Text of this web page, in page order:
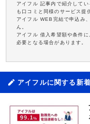
アイフル 記事内で紹介して
も口コミと同様のサービス提
アイフル WEB完結で申込み
ん。
アイフル 借入希望額や条件
必要となる場合があります。
アイフルに関する新